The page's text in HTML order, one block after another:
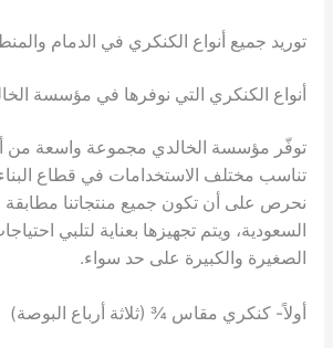
الكنكري في الدمام والمنطقة الشرقية
التي نوفرها في مؤسسة الخالدي لمواد البناء
مجموعة واسعة من أنواع الكنكري
الاستخدامات في قطاع البناء والتشييد. نحن
تكون جميع منتجاتنا مطابقة للمواصفات
تجهيزها بعناية لتلبي احتياجات المشاريع
على حد سواء.
مقاس ¾ (ثلاثة أرباع البوصة)